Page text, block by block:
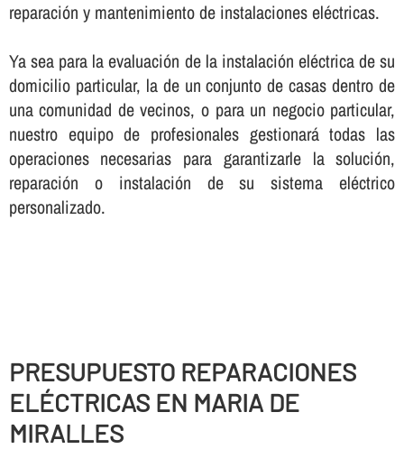
reparación y mantenimiento de instalaciones eléctricas.
Ya sea para la evaluación de la instalación eléctrica de su
domicilio particular, la de un conjunto de casas dentro de
una comunidad de vecinos, o para un negocio particular,
nuestro equipo de profesionales gestionará todas las
operaciones necesarias para garantizarle la solución,
reparación o instalación de su sistema eléctrico
personalizado.
PRESUPUESTO REPARACIONES
ELÉCTRICAS EN MARIA DE
MIRALLES